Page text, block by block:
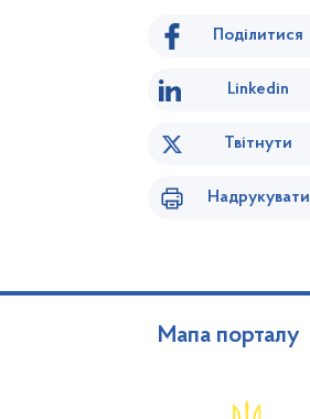
Поділитися
Linkedin
Твітнути
Надрукувати
Мапа порталу